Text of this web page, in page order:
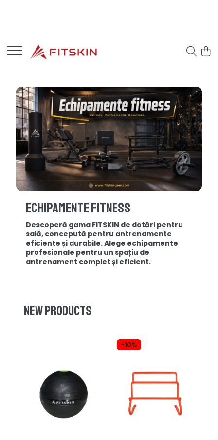
Echipamente Fitness
Descoperă gama FITSKIN de dotări pentru
sală, concepută pentru antrenamente
eficiente și durabile. Alege echipamente
profesionale pentru un spațiu de
antrenament complet și eficient.
New products
-10%